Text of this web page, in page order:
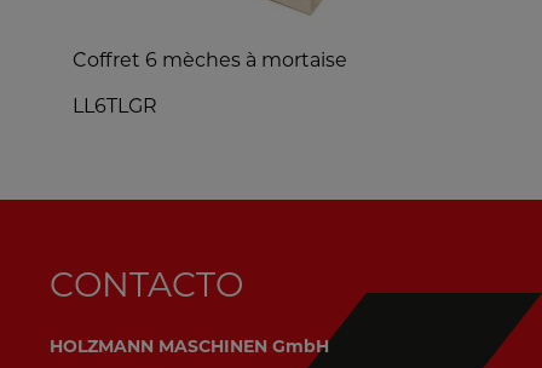
Coffret 6 mèches à mortaise
LL6TLGR
CONTACTO
HOLZMANN MASCHINEN GmbH